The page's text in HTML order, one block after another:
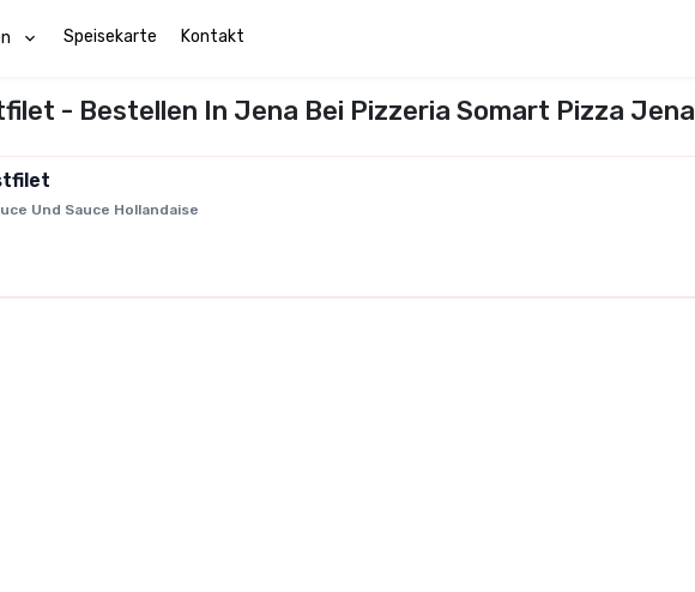
Speisekarte Kontakt
- Bestellen In Jena Bei Pizzeria Somart Pizza Jena
Und Sauce Hollandaise